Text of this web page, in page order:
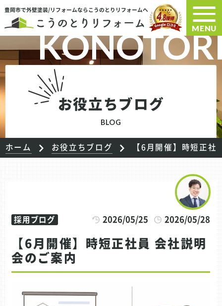
豊岡市で外壁塗装/リフォームならこうのとりリフォームへ
MENU
お役立ちブログ
BLOG
ホーム お役立ちブログ 【6月開催】時短正
採用ブログ 2026/05/25 2026/05/28
【6月開催】時短正社員 会社説明
会のご案内